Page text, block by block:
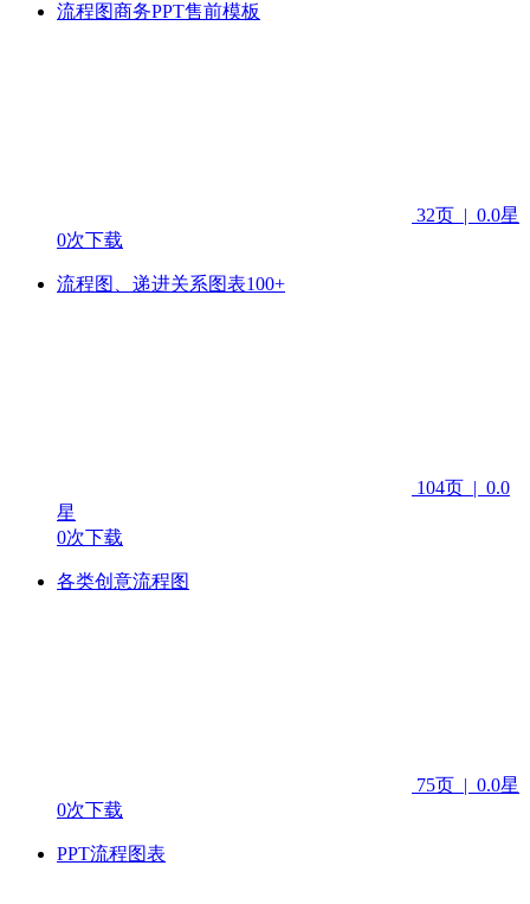
流程图商务PPT售前模板
32页 | 0.0星
0次下载
流程图、递进关系图表100+
104页 | 0.0
星
0次下载
各类创意流程图
75页 | 0.0星
0次下载
PPT流程图表